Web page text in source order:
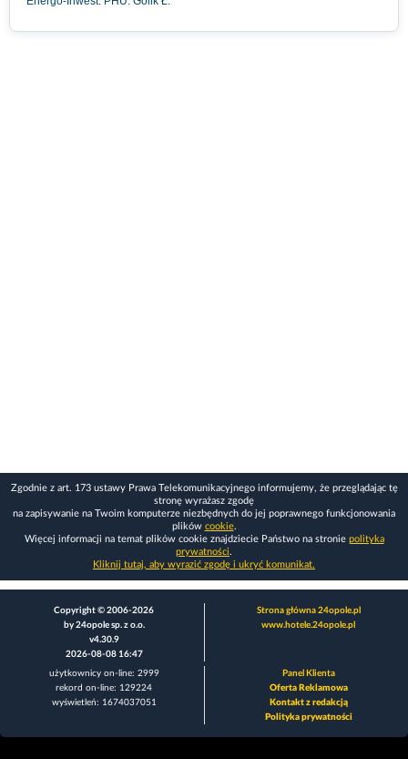
Zgodnie z art. 173 ustawy Prawa Telekomunikacyjnego informujemy, że przeglądając tę
stronę wyrażasz zgodę
na zapisywanie na Twoim komputerze niezbędnych do jej poprawnego funkcjonowania
plików cookie.
Więcej informacji na temat plików cookie znajdziecie Państwo na stronie polityka
prywatności.
Kliknij tutaj, aby wyrazić zgodę i ukryć komunikat.
Copyright © 2006-2026
by 24opole sp. z o.o.
v4.30.9
2026-08-08 16:47
Strona główna 24opole.pl
www.hotele.24opole.pl
użytkownicy on-line: 2999
rekord on-line: 129224
wyświetleń: 1674037051
Panel Klienta
Oferta Reklamowa
Kontakt z redakcją
Polityka prywatności